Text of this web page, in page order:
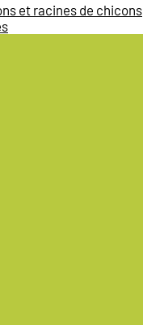
et racines de chicons